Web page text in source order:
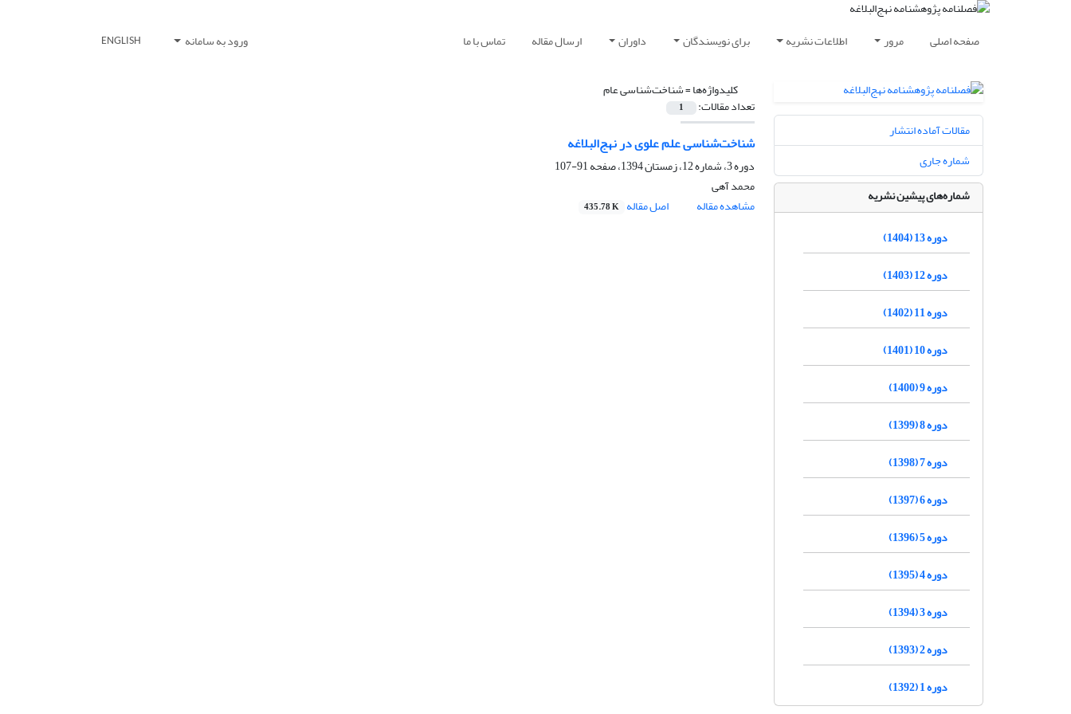
صفحه اصلی مرور اطلاعات نشریه برای نویسندگان داوران ارسال مقاله تماس با ما ورود به سامانه ENGLISH
کلیدواژه‌ها =شناخت‌شناسی عام
تعداد مقالات: 1
شناخت‌شناسی علم علوی در نهج‌البلاغه
دوره 3، شماره 12، زمستان 1394، صفحه
91-107
محمد آهی
مشاهده مقاله
اصل مقاله 435.78 K
مقالات آماده انتشار
شماره جاری
شماره‌های پیشین نشریه
دوره 13 (1404)
دوره 12 (1403)
دوره 11 (1402)
دوره 10 (1401)
دوره 9 (1400)
دوره 8 (1399)
دوره 7 (1398)
دوره 6 (1397)
دوره 5 (1396)
دوره 4 (1395)
دوره 3 (1394)
دوره 2 (1393)
دوره 1 (1392)